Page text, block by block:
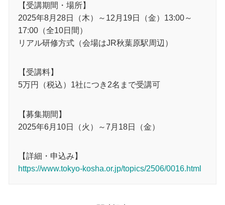
【受講期間・場所】
2025年8月28日（木）～12月19日（金）13:00～
17:00（全10日間）
リアル研修方式（会場はJR秋葉原駅周辺）
【受講料】
5万円（税込）1社につき2名まで受講可
【募集期間】
2025年6月10日（火）～7月18日（金）
【詳細・申込み】
https://www.tokyo-kosha.or.jp/topics/2506/0016.html